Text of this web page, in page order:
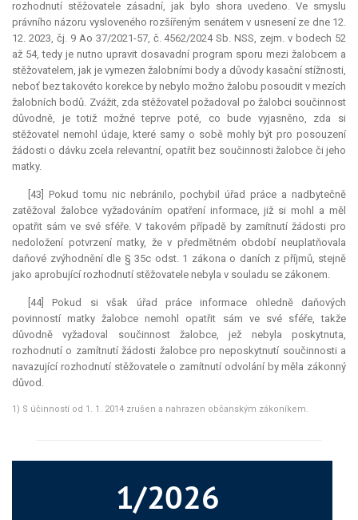
rozhodnutí stěžovatele zásadní, jak bylo shora uvedeno. Ve smyslu
právního názoru vysloveného rozšířeným senátem v usnesení ze dne 12.
12. 2023, čj. 9 Ao 37/2021-57, č. 4562/2024 Sb. NSS, zejm. v bodech 52
až 54, tedy je nutno upravit dosavadní program sporu mezi žalobcem a
stěžovatelem, jak je vymezen žalobními body a důvody kasační stížnosti,
neboť bez takovéto korekce by nebylo možno žalobu posoudit v mezích
žalobních bodů. Zvážit, zda stěžovatel požadoval po žalobci součinnost
důvodně, je totiž možné teprve poté, co bude vyjasněno, zda si
stěžovatel nemohl údaje, které samy o sobě mohly být pro posouzení
žádosti o dávku zcela relevantní, opatřit bez součinnosti žalobce či jeho
matky.
[43] Pokud tomu nic nebránilo, pochybil úřad práce a nadbytečně
zatěžoval žalobce vyžadováním opatření informace, již si mohl a měl
opatřit sám ve své sféře. V takovém případě by zamítnutí žádosti pro
nedoložení potvrzení matky, že v předmětném období neuplatňovala
daňové zvýhodnění dle § 35c odst. 1 zákona o daních z příjmů, stejně
jako aprobující rozhodnutí stěžovatele nebyla v souladu se zákonem.
[44] Pokud si však úřad práce informace ohledně daňových
povinností matky žalobce nemohl opatřit sám ve své sféře, takže
důvodně vyžadoval součinnost žalobce, jež nebyla poskytnuta,
rozhodnutí o zamítnutí žádosti žalobce pro neposkytnutí součinnosti a
navazující rozhodnutí stěžovatele o zamítnutí odvolání by měla zákonný
důvod.
1) S účinností od 1. 1. 2014 zrušen a nahrazen občanským zákoníkem.